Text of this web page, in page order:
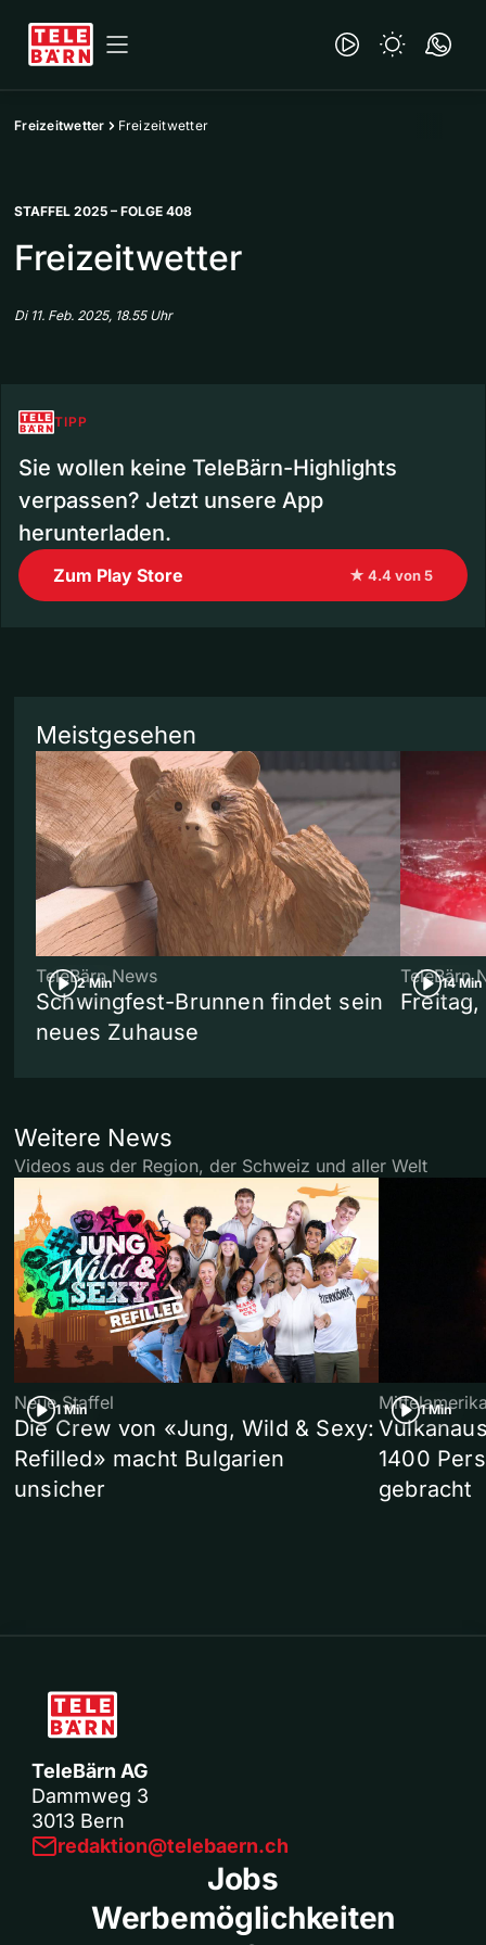
Freizeitwetter Freizeitwetter
STAFFEL 2025 – FOLGE 408
Freizeitwetter
Di 11. Feb. 2025, 18.55 Uhr
TIPP
Sie wollen keine TeleBärn-Highlights
verpassen? Jetzt unsere App
herunterladen.
Zum Play Store ★ 4.4 von 5
Meistgesehen
2 Min
TeleBärn News
Schwingfest-Brunnen findet sein
neues Zuhause
14 Min
TeleBärn
Weitere News
Videos aus der Region, der Schweiz und aller Welt
1 Min
Neue Staffel
Die Crew von «Jung, Wild & Sexy:
Refilled» macht Bulgarien
unsicher
1 Min
1400
gebracht
TeleBärn AG
Dammweg 3
3013 Bern
redaktion@telebaern.ch
Jobs
Werbemöglichkeiten